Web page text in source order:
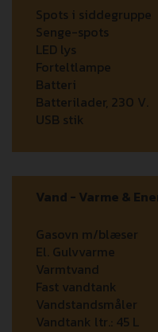
Spots i siddegruppe
Senge-spots
LED lys
Forteltlampe
Batteri
Batterilader, 230 V.
USB stik
Vand - Varme &
Gasovn m/blæser
El. Gulvvarme
Varmtvand
Fast vandtank
Vandstandsmåler
Vandtank ltr.: 45 L